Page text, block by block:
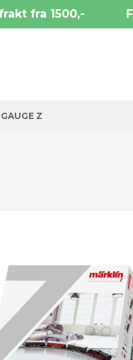
fra 1500,-
Z